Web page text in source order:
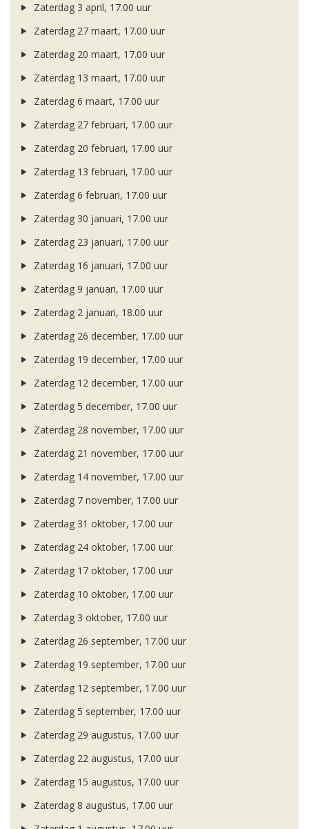
Zaterdag 3 april, 17.00 uur
Zaterdag 27 maart, 17.00 uur
Zaterdag 20 maart, 17.00 uur
Zaterdag 13 maart, 17.00 uur
Zaterdag 6 maart, 17.00 uur
Zaterdag 27 februari, 17.00 uur
Zaterdag 20 februari, 17.00 uur
Zaterdag 13 februari, 17.00 uur
Zaterdag 6 februari, 17.00 uur
Zaterdag 30 januari, 17.00 uur
Zaterdag 23 januari, 17.00 uur
Zaterdag 16 januari, 17.00 uur
Zaterdag 9 januari, 17.00 uur
Zaterdag 2 januari, 18.00 uur
Zaterdag 26 december, 17.00 uur
Zaterdag 19 december, 17.00 uur
Zaterdag 12 december, 17.00 uur
Zaterdag 5 december, 17.00 uur
Zaterdag 28 november, 17.00 uur
Zaterdag 21 november, 17.00 uur
Zaterdag 14 november, 17.00 uur
Zaterdag 7 november, 17.00 uur
Zaterdag 31 oktober, 17.00 uur
Zaterdag 24 oktober, 17.00 uur
Zaterdag 17 oktober, 17.00 uur
Zaterdag 10 oktober, 17.00 uur
Zaterdag 3 oktober, 17.00 uur
Zaterdag 26 september, 17.00 uur
Zaterdag 19 september, 17.00 uur
Zaterdag 12 september, 17.00 uur
Zaterdag 5 september, 17.00 uur
Zaterdag 29 augustus, 17.00 uur
Zaterdag 22 augustus, 17.00 uur
Zaterdag 15 augustus, 17.00 uur
Zaterdag 8 augustus, 17.00 uur